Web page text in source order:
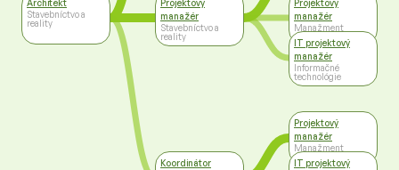
Architekt
Stavebníctvo a
reality
Projektový
manažér
Stavebníctvo a
reality
Koordinátor
Projektový
manažér
Manažment
IT projektový
manažér
Informačné
technológie
Projektový
manažér
Manažment
IT projektový